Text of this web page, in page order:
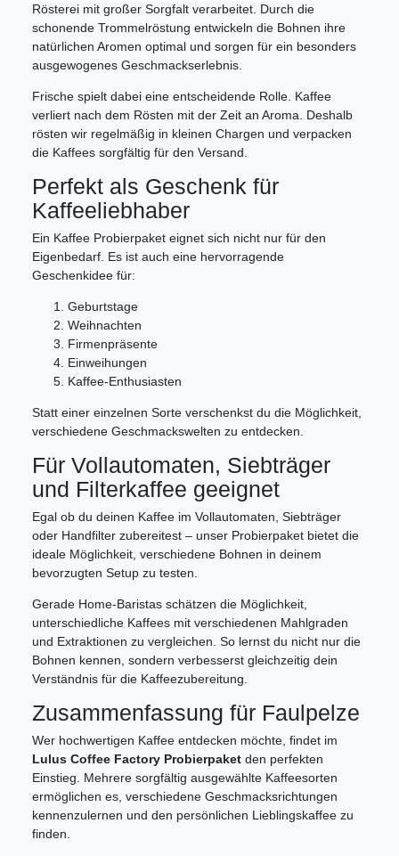
Rösterei mit großer Sorgfalt verarbeitet. Durch die
schonende Trommelröstung entwickeln die Bohnen ihre
natürlichen Aromen optimal und sorgen für ein besonders
ausgewogenes Geschmackserlebnis.
Frische spielt dabei eine entscheidende Rolle. Kaffee
verliert nach dem Rösten mit der Zeit an Aroma. Deshalb
rösten wir regelmäßig in kleinen Chargen und verpacken
die Kaffees sorgfältig für den Versand.
Perfekt als Geschenk für
Kaffeeliebhaber
Ein Kaffee Probierpaket eignet sich nicht nur für den
Eigenbedarf. Es ist auch eine hervorragende
Geschenkidee für:
Geburtstage
Weihnachten
Firmenpräsente
Einweihungen
Kaffee-Enthusiasten
Statt einer einzelnen Sorte verschenkst du die Möglichkeit,
verschiedene Geschmackswelten zu entdecken.
Für Vollautomaten, Siebträger
und Filterkaffee geeignet
Egal ob du deinen Kaffee im Vollautomaten, Siebträger
oder Handfilter zubereitest – unser Probierpaket bietet die
ideale Möglichkeit, verschiedene Bohnen in deinem
bevorzugten Setup zu testen.
Gerade Home-Baristas schätzen die Möglichkeit,
unterschiedliche Kaffees mit verschiedenen Mahlgraden
und Extraktionen zu vergleichen. So lernst du nicht nur die
Bohnen kennen, sondern verbesserst gleichzeitig dein
Verständnis für die Kaffeezubereitung.
Zusammenfassung für Faulpelze
Wer hochwertigen Kaffee entdecken möchte, findet im
Lulus Coffee Factory Probierpaket den perfekten
Einstieg. Mehrere sorgfältig ausgewählte Kaffeesorten
ermöglichen es, verschiedene Geschmacksrichtungen
kennenzulernen und den persönlichen Lieblingskaffee zu
finden.